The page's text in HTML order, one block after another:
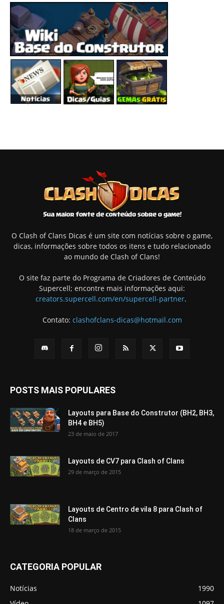
O Clash of Clans Dicas é um site com notícias sobre o game,
dicas, informações sobre todos os itens e tudo relacionado
ao mundo de Clash of Clans!
O site faz parte do Programa de Criadores de Conteúdo
Supercell; encontre mais informações aqui:
creators.supercell.com/en/supercell-partner.
Contato: clashofclans-dicas@hotmail.com
POSTS MAIS POPULARES
Layouts para Base do Construtor (BH2, BH3,
BH4 e BH5)
23 de maio de 2017
Layouts de CV7 para Clash of Clans
29 de março de 2015
Layouts de Centro de vila 8 para Clash of
Clans
18 de março de 2015
CATEGORIA POPULAR
Notícias
1990